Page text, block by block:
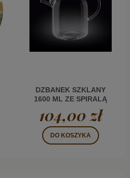
DZBANEK SZKLANY
1600 ML ZE SPIRALĄ
104,00 zł
DO KOSZYKA